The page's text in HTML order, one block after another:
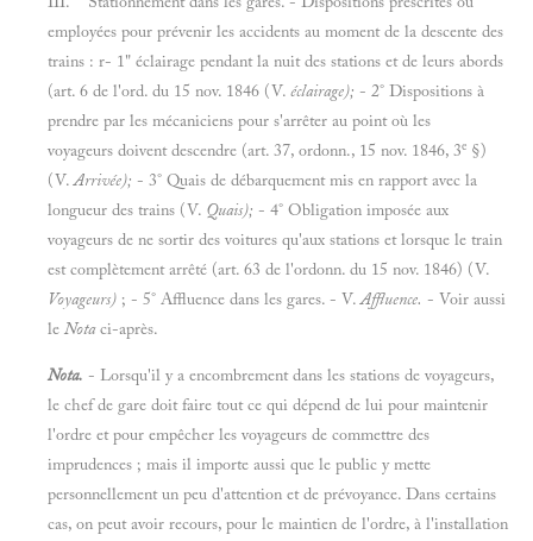
employées pour prévenir les accidents au moment de la descente des
trains : r- 1" éclairage pendant la nuit des stations et de leurs abords
(art. 6 de l'ord. du 15 nov. 1846 (V. éclairage); - 2° Dispositions à
prendre par les mécaniciens pour s'arrêter au point où les
voyageurs doivent descendre (art. 37, ordonn., 15 nov. 1846, 3e §)
(V.Arrivée); - 3° Quais de débarquement mis en rapport avec la
longueur des trains (V. Quais); - 4° Obligation imposée aux
voyageurs de ne sortir des voitures qu'aux stations et lorsque le train
est complètement arrêté (art. 63 de l'ordonn. du 15 nov. 1846) (V.
Voyageurs) ; - 5° Affluence dans les gares. - V.Affluence. - Voir aussi
le Notaci-après.
Nota. - Lorsqu'il y a encombrement dans les stations de voyageurs,
le chef de gare doit faire tout ce qui dépend de lui pour maintenir
l'ordre et pour empêcher les voyageurs de commettre des
imprudences ; mais il importe aussi que le public y mette
personnellement un peu d'attention et de prévoyance. Dans certains
cas, on peut avoir recours, pour le maintien de l'ordre, à l'installation